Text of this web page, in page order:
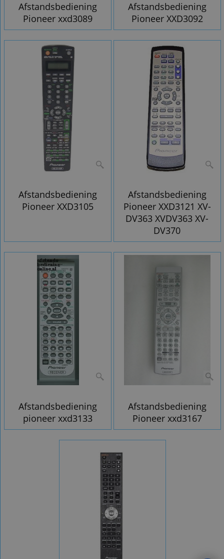
Afstandsbediening
Pioneer xxd3089
Afstandsbediening
Pioneer XXD3092
Afstandsbediening
Pioneer XXD3105
Afstandsbediening
Pioneer XXD3121 XV-
DV363 XVDV363 XV-
DV370
Afstandsbediening
pioneer xxd3133
Afstandsbediening
Pioneer xxd3167